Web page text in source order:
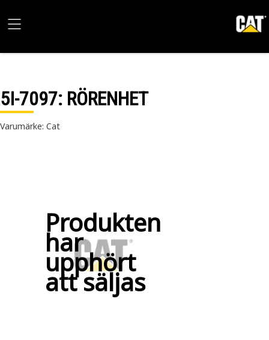
5I-7097: RÖRENHET
Varumärke: Cat
Produkten
har
upphört
att säljas